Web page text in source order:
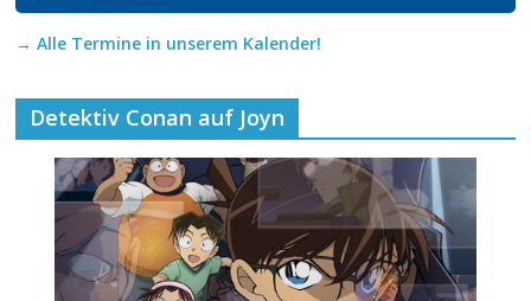
→ Alle Termine in unserem Kalender!
Detektiv Conan auf Joyn